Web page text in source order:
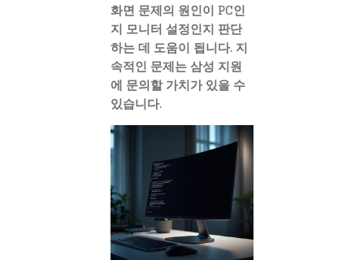
화면 문제의 원인이 PC인
지 모니터 설정인지 판단
하는 데 도움이 됩니다. 지
속적인 문제는 삼성 지원
에 문의할 가치가 있을 수
있습니다.